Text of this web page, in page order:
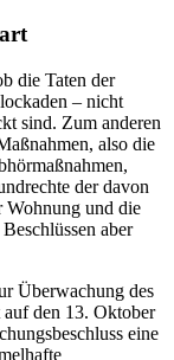
die Taten der
– nicht
sind. Zum anderen
also die
der davon
Wohnung und die
aber
Überwachung des
auf den 13. Oktober
eine